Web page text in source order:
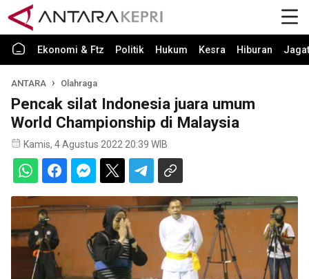
Ekonomi & Ftz Politik Hukum Kesra Hiburan Jagat
ANTARA Olahraga
Pencak silat Indonesia juara umum
World Championship di Malaysia
Kamis, 4 Agustus 2022 20:39 WIB